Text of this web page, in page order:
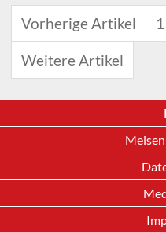
Vorherige Artikel 1
Weitere Artikel